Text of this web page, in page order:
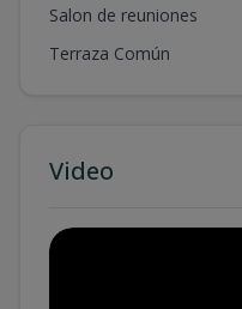
Salon de reuniones
Terraza Común
Video